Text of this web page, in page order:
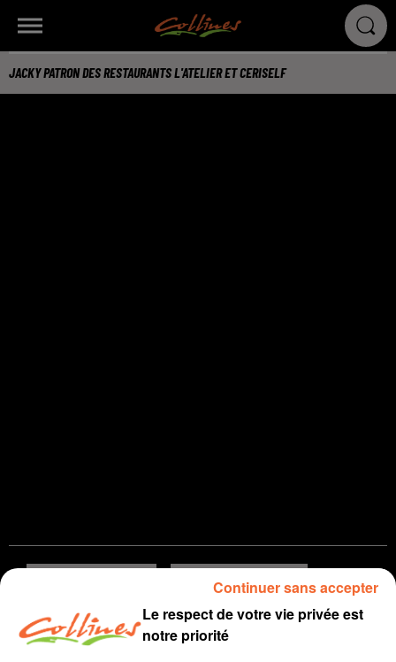
JACKY PATRON DES RESTAURANTS L'ATELIER ET CERISELF
17 novembre 2020 - 1 min 28 sec
Le respect de votre vie privée est
notre priorité
Continuer sans accepter